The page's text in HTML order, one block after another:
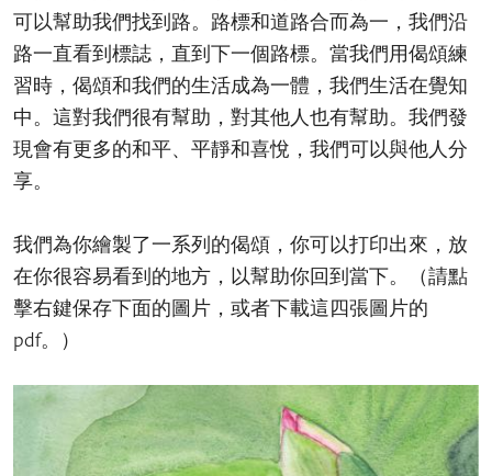
可以幫助我們找到路。路標和道路合而為一，我們沿
路一直看到標誌，直到下一個路標。當我們用偈頌練
習時，偈頌和我們的生活成為一體，我們生活在覺知
中。這對我們很有幫助，對其他人也有幫助。我們發
現會有更多的和平、平靜和喜悅，我們可以與他人分
享。
我們為你繪製了一系列的偈頌，你可以打印出來，放
在你很容易看到的地方，以幫助你回到當下。（請點
擊右鍵保存下面的圖片，或者下載這四張圖片的
pdf。）